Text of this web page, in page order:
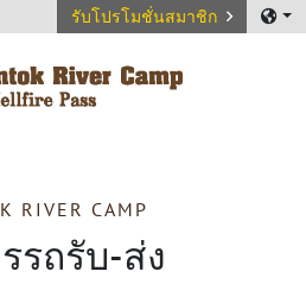
รับโปรโมชั่นสมาชิก
RIVER CAMP
รถรับ-ส่ง